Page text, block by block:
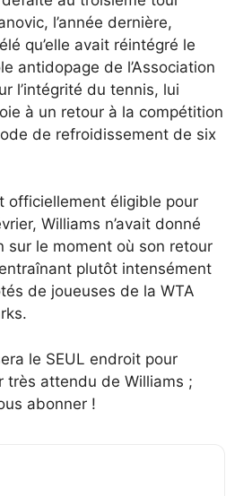
l’année dernière,
qu’elle avait réintégré le
antidopage de l’Association
l’intégrité du tennis, lui
à un retour à la compétition
de refroidissement de six
officiellement éligible pour
Williams n’avait donné
sur le moment où son retour
plutôt intensément
de joueuses de la WTA
le SEUL endroit pour
très attendu de Williams ;
abonner !